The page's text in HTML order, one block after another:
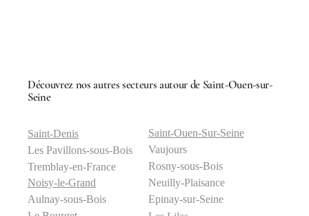
Découvrez nos autres secteurs autour de Saint-Ouen-sur-
Seine
Saint-Denis
Les Pavillons-sous-Bois
Tremblay-en-France
Noisy-le-Grand
Aulnay-sous-Bois
Saint-Ouen-Sur-Seine
Vaujours
Rosny-sous-Bois
Neuilly-Plaisance
Epinay-sur-Seine